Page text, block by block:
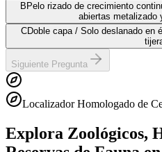
B Pelo rizado de crecimiento
abiertas metalizado
CDoble capa / Solo deslanado en
Siguiente Pregunta
Localizador Homologado de
Explora Zoológicos,